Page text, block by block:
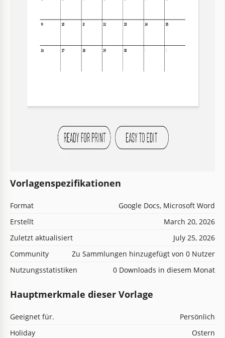
Vorlagenspezifikationen
Format
Google Docs, Microsoft Word
Erstellt
March 20, 2026
Zuletzt aktualisiert
July 25, 2026
Community
Zu Sammlungen hinzugefügt von 0 Nutzer
Nutzungsstatistiken
0 Downloads in diesem Monat
Hauptmerkmale dieser Vorlage
Geeignet für.
Persönlich
Holiday
Ostern